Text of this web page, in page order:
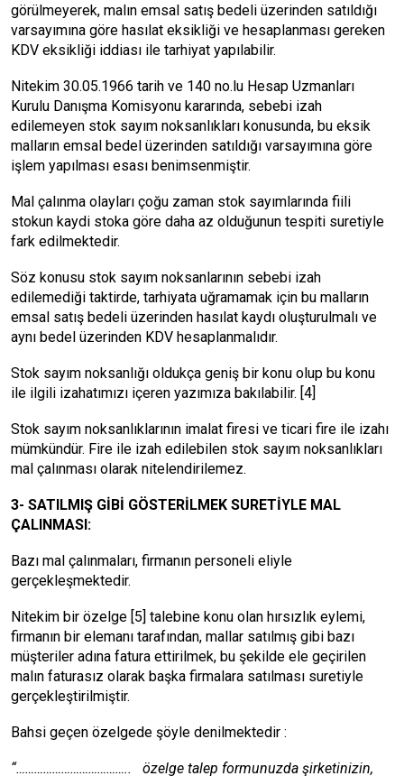
görülmeyerek, malın emsal satış bedeli üzerinden satıldığı
varsayımına göre hasılat eksikliği ve hesaplanması gereken
KDV eksikliği iddiası ile tarhiyat yapılabilir.
Nitekim 30.05.1966 tarih ve 140 no.lu Hesap Uzmanları
Kurulu Danışma Komisyonu kararında, sebebi izah
edilemeyen stok sayım noksanlıkları konusunda, bu eksik
malların emsal bedel üzerinden satıldığı varsayımına göre
işlem yapılması esası benimsenmiştir.
Mal çalınma olayları çoğu zaman stok sayımlarında fiili
stokun kaydi stoka göre daha az olduğunun tespiti suretiyle
fark edilmektedir.
Söz konusu stok sayım noksanlarının sebebi izah
edilemediği taktirde, tarhiyata uğramamak için bu malların
emsal satış bedeli üzerinden hasılat kaydı oluşturulmalı ve
aynı bedel üzerinden KDV hesaplanmalıdır.
Stok sayım noksanlığı oldukça geniş bir konu olup bu konu
ile ilgili izahatımızı içeren yazımıza bakılabilir. [4]
Stok sayım noksanlıklarının imalat firesi ve ticari fire ile izahı
mümkündür. Fire ile izah edilebilen stok sayım noksanlıkları
mal çalınması olarak nitelendirilemez.
3- SATILMIŞ GİBİ GÖSTERİLMEK SURETİYLE MAL
ÇALINMASI:
Bazı mal çalınmaları, firmanın personeli eliyle
gerçekleşmektedir.
Nitekim bir özelge [5] talebine konu olan hırsızlık eylemi,
firmanın bir elemanı tarafından, mallar satılmış gibi bazı
müşteriler adına fatura ettirilmek, bu şekilde ele geçirilen
malın faturasız olarak başka firmalara satılması suretiyle
gerçekleştirilmiştir.
Bahsi geçen özelgede şöyle denilmektedir :
“……………………………….. özelge talep formunuzda şirketinizin,